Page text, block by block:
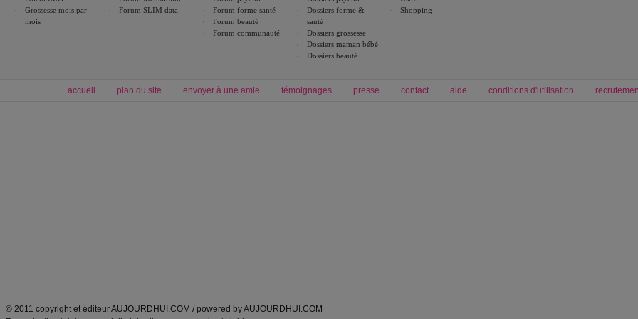
Grossesse mois par
mois
Forum SLIM data
Forum forme santé
Forum beauté
Forum communauté
Dossiers forme &
santé
Dossiers grossesse
Dossiers maman bébé
Dossiers beauté
Shopping
accueil plan du site envoyer à une amie témoignages presse contact aide conditions d'utilisation
© 2011 copyright et éditeur AUJOURDHUI.COM / powered by AUJOURDHUI.COM